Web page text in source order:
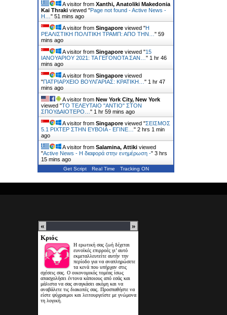
A visitor from Xanthi, Anatoliki Makedonia
Kai Thraki viewed "Page not found - Active News -
Η… " 51 mins ago
A visitor from Singapore viewed "Η
ΡΕΑΛΙΣΤΙΚΗ ΠΟΛΙΤΙΚΗ ΤΡΑΜΠ: ΑΠΟ ΤΗΝ… " 59
mins ago
A visitor from Singapore viewed "15
ΙΑΝΟΥΑΡΙΟΥ 2021: ΤΑ ΓΕΓΟΝΟΤΑ ΣΑΝ… " 1 hr 46
mins ago
A visitor from Singapore viewed
"ΠΑΤΡΙΑΡΧΕΙΟ ΒΟΥΛΓΑΡΙΑΣ: ΚΡΑΤΙΚΗ… " 1 hr 47
mins ago
A visitor from New York City, New York
viewed "ΤΟ ΤΕΛΕΥΤΑΙΟ "ΑΝΤΙΟ" ΣΤΟΝ
ΣΠΟΥΔΑΙΟΤΕΡΟ… " 1 hr 59 mins ago
A visitor from Singapore viewed "ΣΕΙΣΜΟΣ
5.1 ΡΙΧΤΕΡ ΣΤΗΝ ΕΥΒΟΙΑ - ΕΓΙΝΕ… " 2 hrs 1 min
ago
A visitor from Salamina, Attiki viewed
"Active News - Η διαφορά στην ενημέρωση -" 3 hrs
15 mins ago
Get Script Real Time Tracking ON